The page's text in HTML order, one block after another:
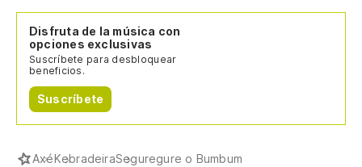
Disfruta de la música con
opciones exclusivas
Suscríbete para desbloquear
beneficios.
Suscríbete
AxéKebradeiraSeguregure o Bumbum